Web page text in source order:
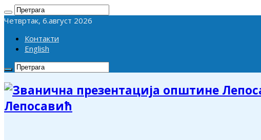
Четвртак, 6.август 2026
Контакти
English
Лепосавић